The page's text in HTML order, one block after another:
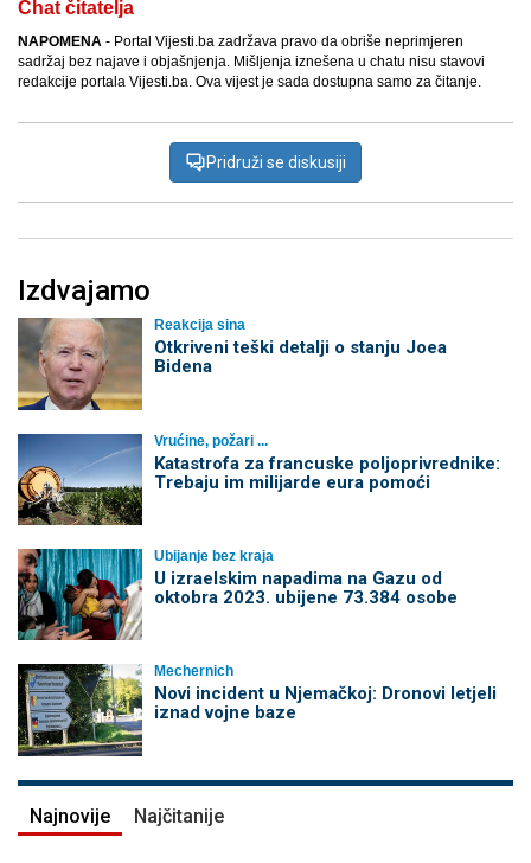
Chat čitatelja
NAPOMENA - Portal Vijesti.ba zadržava pravo da obriše neprimjeren
sadržaj bez najave i objašnjenja. Mišljenja iznešena u chatu nisu stavovi
redakcije portala Vijesti.ba. Ova vijest je sada dostupna samo za čitanje.
Pridruži se diskusiji
Izdvajamo
Reakcija sina
Otkriveni teški detalji o stanju Joea
Bidena
Vrućine, požari ...
Katastrofa za francuske poljoprivrednike:
Trebaju im milijarde eura pomoći
Ubijanje bez kraja
U izraelskim napadima na Gazu od
oktobra 2023. ubijene 73.384 osobe
Mechernich
Novi incident u Njemačkoj: Dronovi letjeli
iznad vojne baze
Najnovije Najčitanije